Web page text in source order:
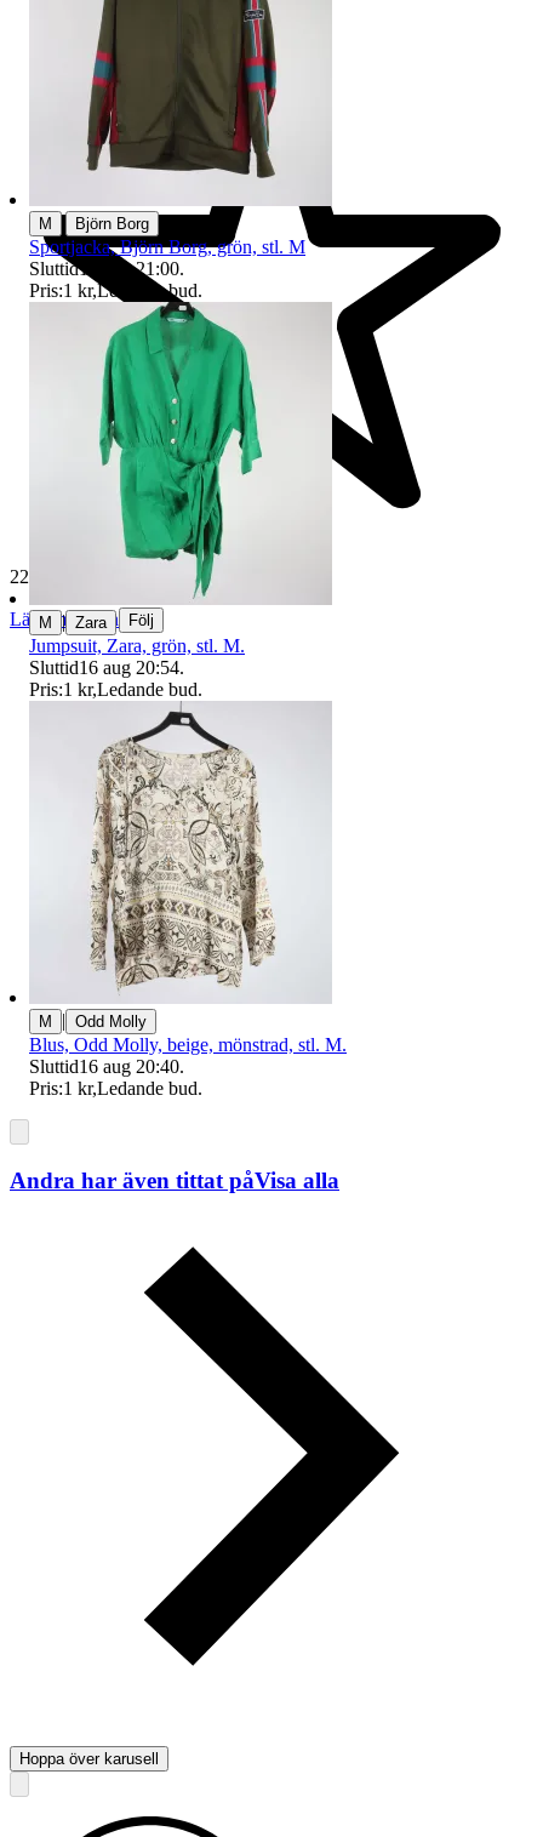
229 699 omdömen
Läs omdömen Följ
M Björn Borg
Sportjacka, Björn Borg, grön, stl. M
Sluttid16 aug 21:00.
Pris:1 kr,Ledande bud.
M | Zara
Jumpsuit, Zara, grön, stl. M.
Sluttid16 aug 20:54.
Pris:1 kr,Ledande bud.
M | Odd Molly
Blus, Odd Molly, beige, mönstrad, stl. M.
Sluttid16 aug 20:40.
Pris:1 kr,Ledande bud.
Andra har även tittat påVisa alla
Hoppa över karusell